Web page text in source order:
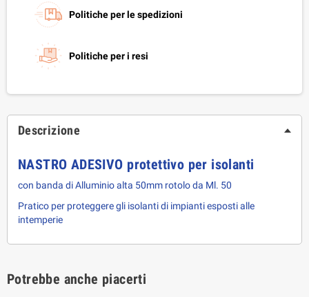
Politiche per le spedizioni
Politiche per i resi
Descrizione
NASTRO ADESIVO protettivo per isolanti
con banda di Alluminio alta 50mm rotolo da Ml. 50
Pratico per proteggere gli isolanti di impianti esposti alle
intemperie
Potrebbe anche piacerti